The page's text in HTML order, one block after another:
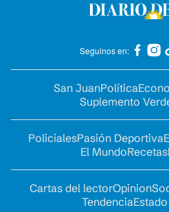
Seguinos en:
San JuanPolítica
Suplemento
PolicialesPasión Deportiva
El MundoRecetas
Cartas del lectorOpinion
Tendencia